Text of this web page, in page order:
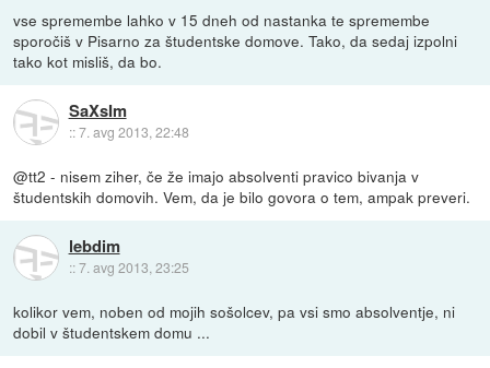
vse spremembe lahko v 15 dneh od nastanka te spremembe
sporočiš v Pisarno za študentske domove. Tako, da sedaj izpolni
tako kot misliš, da bo.
SaXsIm
::7. avg 2013, 22:48
@tt2 - nisem ziher, če že imajo absolventi pravico bivanja v
študentskih domovih. Vem, da je bilo govora o tem, ampak preveri.
lebdim
::7. avg 2013, 23:25
kolikor vem, noben od mojih sošolcev, pa vsi smo absolventje, ni
dobil v študentskem domu ...